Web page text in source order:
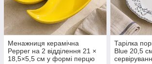
Менажниця керамічна
Pepper на 2 відділення 21 ×
18,5×5,5 см у формі перцю
Тарілка
Blue 20,5